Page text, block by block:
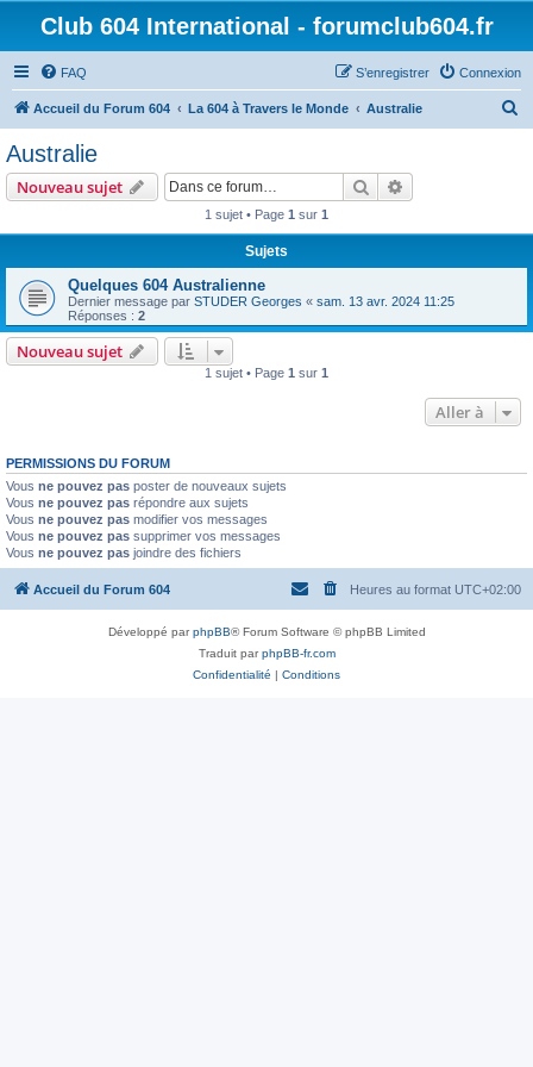
Club 604 International - forumclub604.fr
FAQ Connexion
S’enregistrer
Accueil du Forum 604 La 604 à Travers le Monde Australie
e
Australie
Nouveau sujet Rechercher
1 sujet • Page 1 sur 1
Sujets
Quelques 604 Australienne
Dernier message par STUDER Georges « sam. 13 avr. 2024 11:25
Réponses : 2
Nouveau sujet
1 sujet • Page 1 sur 1
Aller à
PERMISSIONS DU FORUM
Vous ne pouvez pas poster de nouveaux sujets
Vous ne pouvez pas répondre aux sujets
Vous ne pouvez pas modifier vos messages
Vous ne pouvez pas supprimer vos messages
Vous ne pouvez pas joindre des fichiers
Accueil du Forum 604 Heures au format UTC+02:00
Développé parphpBB® Forum Software © phpBB Limited
Traduit parphpBB-fr.com
Confidentialité | Conditions